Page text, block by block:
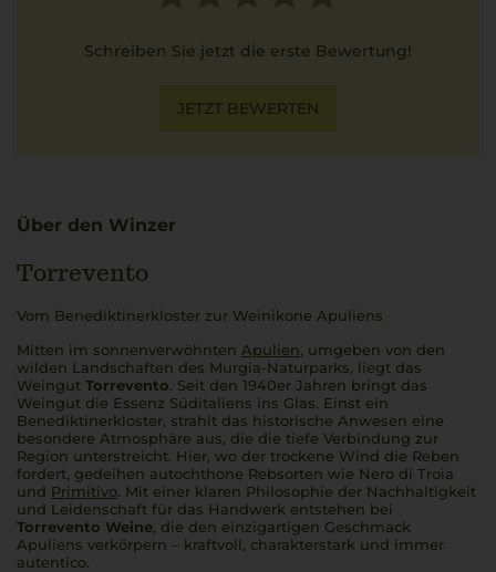
Schreiben Sie jetzt die erste Bewertung!
JETZT BEWERTEN
Über den Winzer
Torrevento
Vom Benediktinerkloster zur Weinikone Apuliens
Mitten im sonnenverwöhnten Apulien, umgeben von den
wilden Landschaften des Murgia-Naturparks, liegt das
Weingut Torrevento. Seit den 1940er Jahren bringt das
Weingut die Essenz Süditaliens ins Glas. Einst ein
Benediktinerkloster, strahlt das historische Anwesen eine
besondere Atmosphäre aus, die die tiefe Verbindung zur
Region unterstreicht. Hier, wo der trockene Wind die Reben
fordert, gedeihen autochthone Rebsorten wie Nero di Troia
und Primitivo. Mit einer klaren Philosophie der Nachhaltigkeit
und Leidenschaft für das Handwerk entstehen bei
Torrevento Weine, die den einzigartigen Geschmack
Apuliens verkörpern – kraftvoll, charakterstark und immer
autentico.